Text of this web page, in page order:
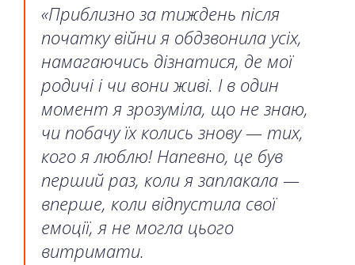
«Приблизно за тиждень після
початку війни я обдзвонила усіх,
намагаючись дізнатися, де мої
родичі і чи вони живі. І в один
момент я зрозуміла, що не знаю,
чи побачу їх колись знову — тих,
кого я люблю! Напевно, це був
перший раз, коли я заплакала —
вперше, коли відпустила свої
емоції, я не могла цього
витримати.